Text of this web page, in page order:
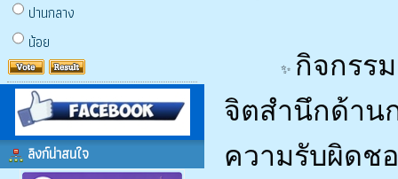
ปานกลาง
น้อย
ลิงก์น่าสนใจ
กิจกรร
จิตสำนึกด้าน
ความรับผิดช